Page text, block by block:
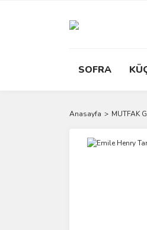
SOFRA
Anasayfa MUTFAK